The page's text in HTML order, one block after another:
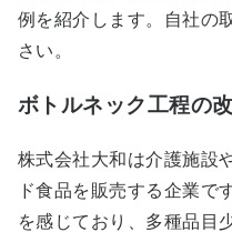
例を紹介します。自社の
さい。
ボトルネック工程の
株式会社大和は介護施設
ド食品を販売する企業で
を感じており、多種品目